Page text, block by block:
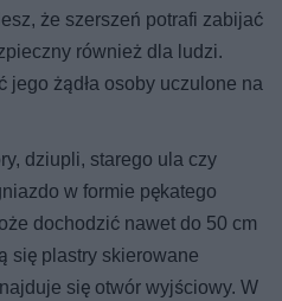
że szerszeń potrafi zabijać
również dla ludzi.
żądła osoby uczulone na
dziupli, starego ula czy
w formie pękatego
dochodzić nawet do 50 cm
się plastry skierowane
się otwór wyjściowy. W